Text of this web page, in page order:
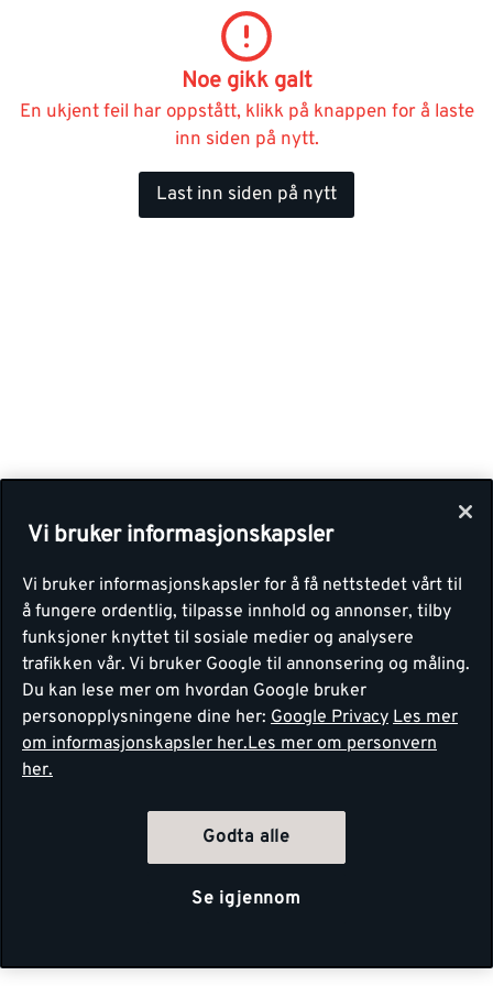
Noe gikk galt
En ukjent feil har oppstått, klikk på knappen for å laste
inn siden på nytt.
Last inn siden på nytt
Vi bruker informasjonskapsler
Vi bruker informasjonskapsler for å få nettstedet vårt til
å fungere ordentlig, tilpasse innhold og annonser, tilby
funksjoner knyttet til sosiale medier og analysere
trafikken vår. Vi bruker Google til annonsering og måling.
Du kan lese mer om hvordan Google bruker
personopplysningene dine her: Google Privacy Les mer
om informasjonskapsler her.Les mer om personvern
her.
Godta alle
Se igjennom